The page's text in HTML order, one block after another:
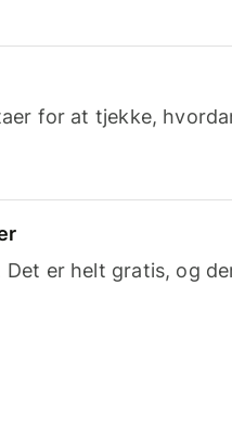
for at tjekke,
er helt gratis, og